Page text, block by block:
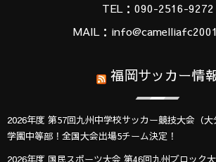
TEL：090-2516-9272
MAIL：
福岡サッカー情
2026年度 第57回九州中学校サッカー競技大会（
学園中等部！全国大会出場5チーム決定！